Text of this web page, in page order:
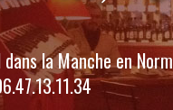
la Manche en